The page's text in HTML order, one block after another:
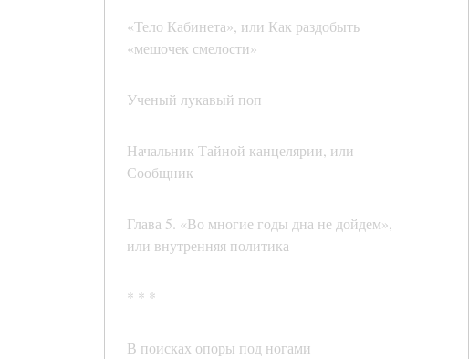
«Тело Кабинета», или Как раздобыть
«мешочек смелости»
Ученый лукавый поп
Начальник Тайной канцелярии, или
Сообщник
Глава 5. «Во многие годы дна не дойдем»,
или внутренняя политика
* * *
В поисках опоры под ногами